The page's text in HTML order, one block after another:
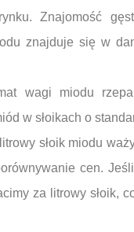
Znajomość
znajduje się w
wagi miodu
w słoikach o
słoik miodu
cen.
za litrowy słoik,